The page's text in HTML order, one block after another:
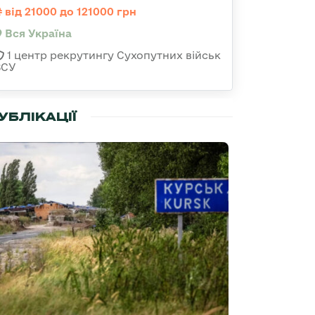
від 21000 до 121000 грн
Вся Україна
1 центр рекрутингу Сухопутних військ